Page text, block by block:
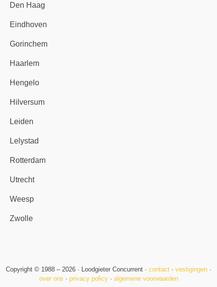
Den Haag
Eindhoven
Gorinchem
Haarlem
Hengelo
Hilversum
Leiden
Lelystad
Rotterdam
Utrecht
Weesp
Zwolle
Copyright © 1988 – 2026 · Loodgieter Concurrent · contact · vestigingen ·
over ons · privacy policy· algemene voorwaarden